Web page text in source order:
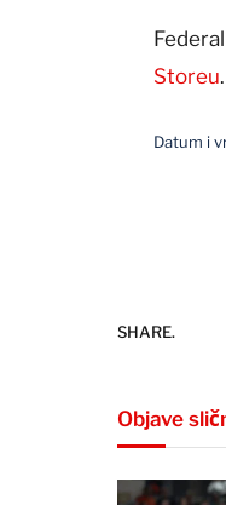
Storeu.
Datum i
SHARE.
Objave